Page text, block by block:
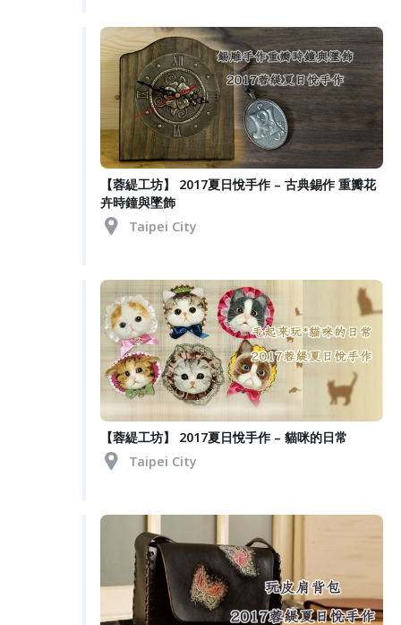
【蓉緹工坊】 2017夏日悅手作 – 古典錫作 重瓣花
卉時鐘與墜飾
Taipei City
【蓉緹工坊】 2017夏日悅手作 – 貓咪的日常
Taipei City